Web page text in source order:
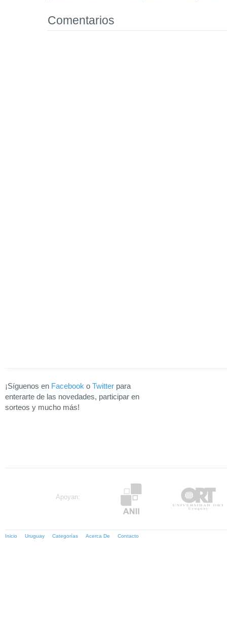
Comentarios
¡Síguenos en Facebook o Twitter para
enterarte de las novedades, participar en
sorteos y mucho más!
Apoyan:
Inicio Uruguay Categorías Acerca De Contacto